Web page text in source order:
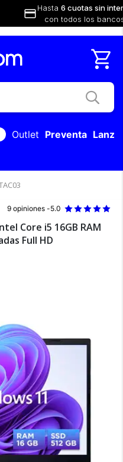
Hasta 6 cuotas sin
con todos los
Outlet Preventa
9 opiniones -5.0
Core i5 16GB RAM
Full HD